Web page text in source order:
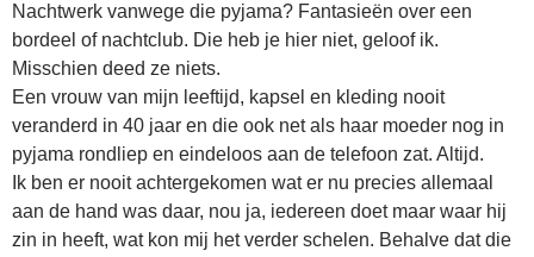
Nachtwerk vanwege die pyjama? Fantasieën over een
bordeel of nachtclub. Die heb je hier niet, geloof ik.
Misschien deed ze niets.
Een vrouw van mijn leeftijd, kapsel en kleding nooit
veranderd in 40 jaar en die ook net als haar moeder nog in
pyjama rondliep en eindeloos aan de telefoon zat. Altijd.
Ik ben er nooit achtergekomen wat er nu precies allemaal
aan de hand was daar, nou ja, iedereen doet maar waar hij
zin in heeft, wat kon mij het verder schelen. Behalve dat die